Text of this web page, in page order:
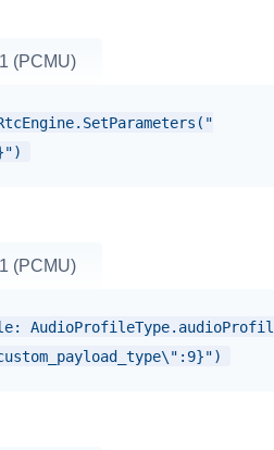
(PCMU)
(PCMU)